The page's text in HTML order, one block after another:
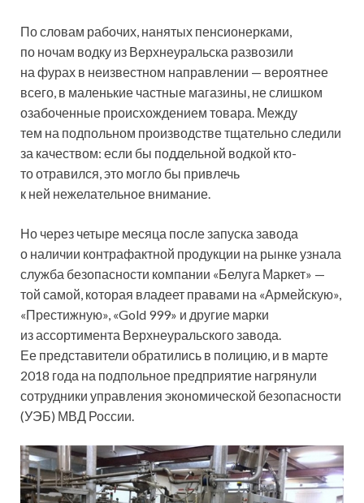
По словам рабочих, нанятых пенсионерками,
по ночам водку из Верхнеуральска развозили
на фурах в неизвестном направлении — вероятнее
всего, в маленькие частные магазины, не слишком
озабоченные происхождением товара. Между
тем на подпольном производстве тщательно следили
за качеством: если бы поддельной водкой кто-
то отравился, это могло бы привлечь
к ней нежелательное внимание.
Но через четыре месяца после запуска завода
о наличии контрафактной продукции на рынке узнала
служба безопасности компании «Белуга Маркет» —
той самой, которая владеет правами на «Армейскую»,
«Престижную», «Gold 999» и другие марки
из ассортимента Верхнеуральского завода.
Ее представители обратились в полицию, и в марте
2018 года на подпольное предприятие нагрянули
сотрудники управления экономической безопасности
(УЭБ) МВД России.